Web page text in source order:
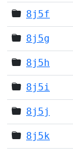
8j5f
8j5g
8j5h
8j5i
8j5j
8j5k